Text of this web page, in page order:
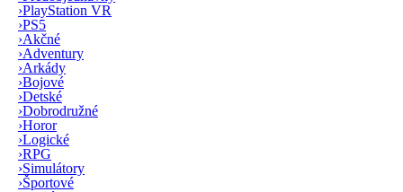
›PlayStation VR
›PS5
›Akčné
›Adventury
›Arkády
›Bojové
›Detské
›Dobrodružné
›Horor
›Logické
›RPG
›Simulátory
›Športové